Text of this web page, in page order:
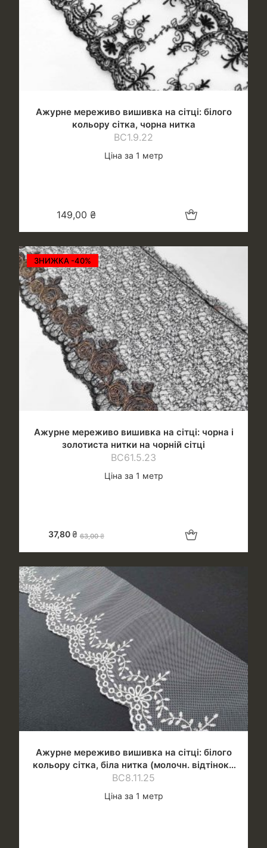
Ажурне мереживо вишивка на сітці: білого
кольору сітка, чорна нитка
ВС1.9.22
Ціна за 1 метр
149,00 ₴ Додати в кошик
ЗНИЖКА -40%
Ажурне мереживо вишивка на сітці: чорна і
золотиста нитки на чорній сітці
ВС61.5.23
Ціна за 1 метр
63,00₴
37,80₴ Додати в кошик
Ажурне мереживо вишивка на сітці: білого
кольору сітка, біла нитка (молочн. відтінок),
шир.10 см
ВС8.11.25
Ціна за 1 метр